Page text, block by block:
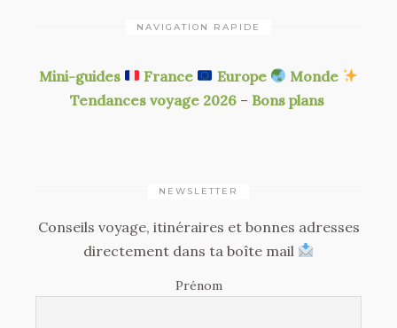
NAVIGATION RAPIDE
Mini-guides France Europe
Monde
Tendances voyage 2026– Bons plans
NEWSLETTER
Conseils voyage, itinéraires et bonnes adresses
directement dans ta boîte mail
Prénom